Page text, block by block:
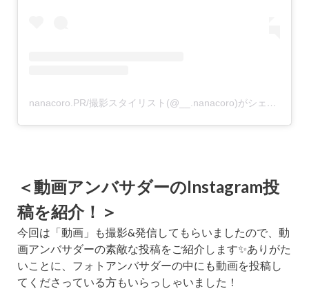
nanacoro.PR/撮影スタイリスト(@__.nanacoro)がシェアした投稿
＜動画アンバサダーのInstagram投
稿を紹介！＞
今回は「動画」も撮影&発信してもらいましたので、動
画アンバサダーの素敵な投稿をご紹介します✨ありがた
いことに、フォトアンバサダーの中にも動画を投稿し
てくださっている方もいらっしゃいました！